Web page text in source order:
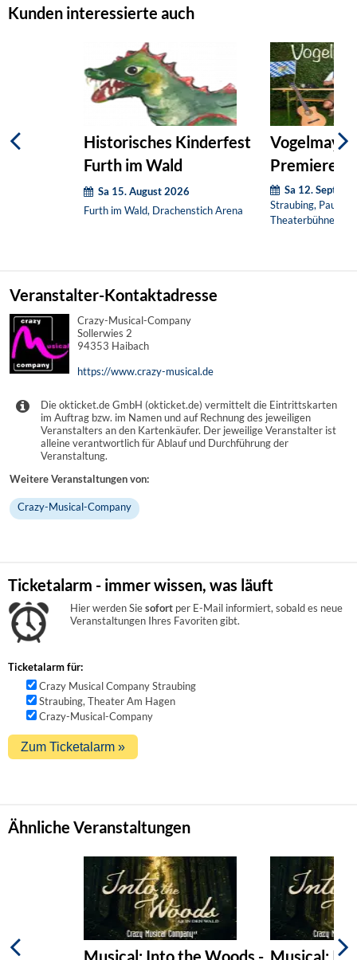
Kunden interessierte auch
Historisches Kinderfest
Furth im Wald
Sa 15. August 2026
Furth im Wald, Drachenstich Arena
Premiere-
Sa 12.
Straubing, Paul-
Theaterbühne
Veranstalter-Kontaktadresse
Crazy-Musical-Company
Sollerwies 2
94353 Haibach
https://www.crazy-musical.de
Die okticket.de GmbH (okticket.de) vermittelt die Eintrittskarten
im Auftrag bzw. im Namen und auf Rechnung des jeweiligen
Veranstalters an den Kartenkäufer. Der jeweilige Veranstalter ist
alleine verantwortlich für Ablauf und Durchführung der
Veranstaltung.
Weitere Veranstaltungen von:
Crazy-Musical-Company
Ticketalarm - immer wissen, was läuft
Hier werden Siesofort per E-Mail informiert, sobald es neue
Veranstaltungen Ihres Favoriten gibt.
Ticketalarm für:
Crazy Musical Company Straubing
Straubing, Theater Am Hagen
Crazy-Musical-Company
Ähnliche Veranstaltungen